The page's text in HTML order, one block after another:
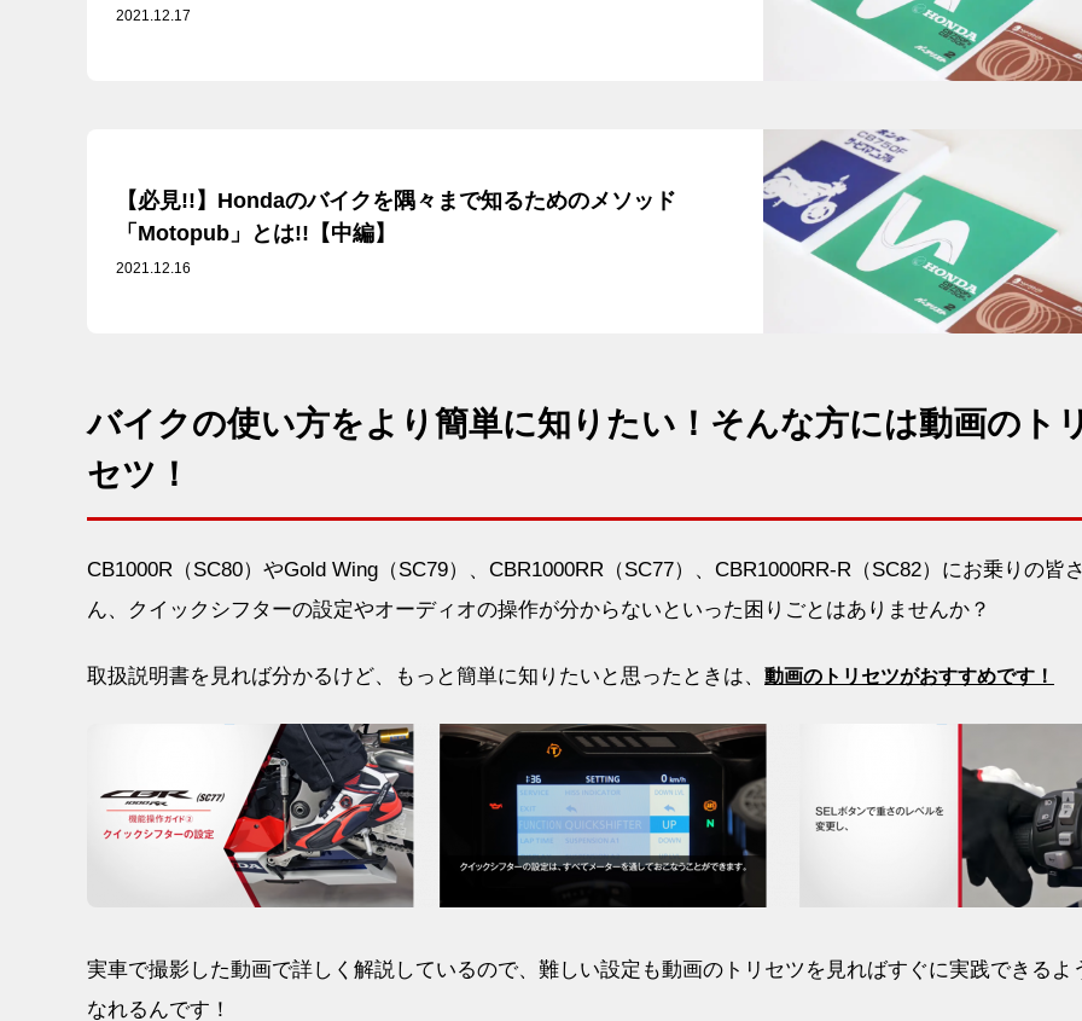
2021.12.17
【必見!!】Hondaのバイクを隅々まで知るためのメソッド
「Motopub」とは!!【中編】
2021.12.16
バイクの使い方をより簡単に知りたい！そんな方には動画のト
セツ！
CB1000R（SC80）やGold Wing（SC79）、CBR1000RR（SC77）、CBR1000RR-R（SC82）にお乗りの皆
ん、クイックシフターの設定やオーディオの操作が分からないといった困りごとはありませんか？
取扱説明書を見れば分かるけど、もっと簡単に知りたいと思ったときは、 動画のトリセツがおすすめです！
実車で撮影した動画で詳しく解説しているので、難しい設定も動画のトリセツを見ればすぐに実践できるよ
なれるんです！